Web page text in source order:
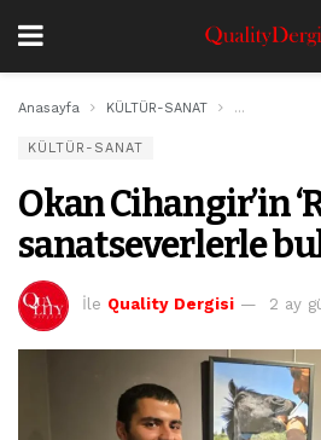
Anasayfa KÜLTÜR-SANAT Okan
KÜLTÜR-SANAT
Okan Cihangir’in
sanatseverlerle
İle Quality Dergisi 2 ay